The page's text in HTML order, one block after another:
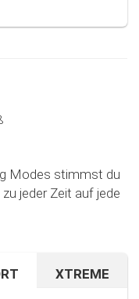
Modes stimmst du
jeder Zeit auf jede
XTREME
oder in dichtem
cleveren
unseres Sport-